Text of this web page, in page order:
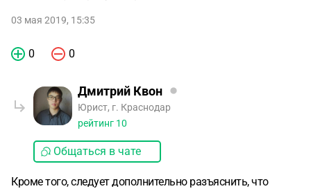
03 мая 2019, 15:35
0 0
Дмитрий Квон
Юрист, г. Краснодар
рейтинг 10
Общаться в чате
Кроме того, следует дополнительно разъяснить, что